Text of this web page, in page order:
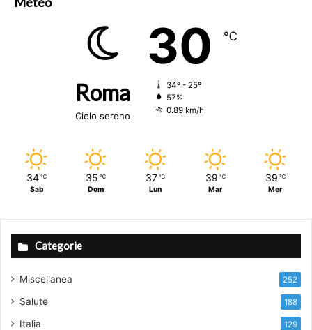
Roma
Cielo sereno
30 ℃
34º - 25º
57%
0.89 km/h
34 ℃
Sab
35 ℃
Dom
37 ℃
Lun
39 ℃
Mar
39 ℃
Mer
Categorie
Miscellanea 252
Salute 188
Italia 129